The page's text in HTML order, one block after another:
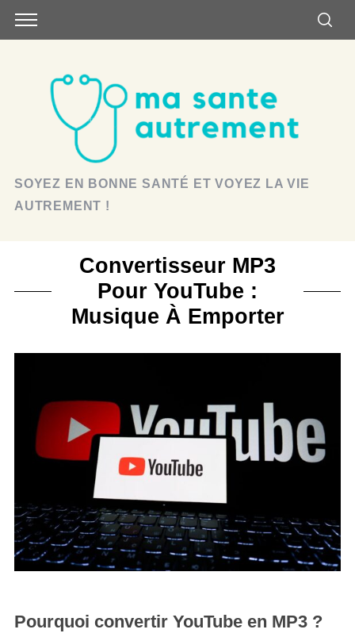
SOYEZ EN BONNE SANTÉ ET VOYEZ LA VIE
AUTREMENT !
Convertisseur MP3
Pour YouTube :
Musique À Emporter
Pourquoi convertir YouTube en MP3 ?